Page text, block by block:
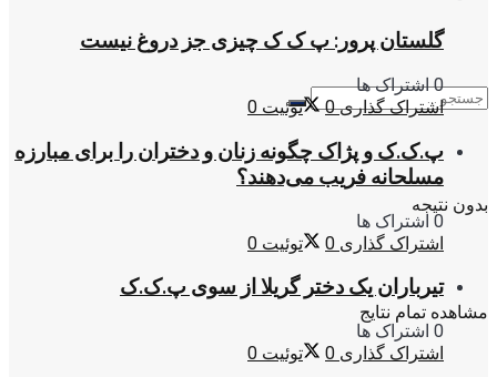
بدون نتیجه
مشاهده تمام نتایج
گلستان پرور: پ ک ک چیزی جز دروغ نیست
0 اشتراک ها
اشتراک گذاری 0 توئیت 0
پ.ک.ک و پژاک چگونه زنان و دختران را برای مبارزه
مسلحانه فریب می‌دهند؟
0 اشتراک ها
اشتراک گذاری 0 توئیت 0
تیرباران یک دختر گریلا از سوی پ.ک.ک
0 اشتراک ها
اشتراک گذاری 0 توئیت 0